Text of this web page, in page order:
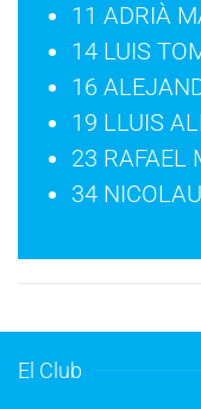
11 ADRIÀ
14 LUIS
16
19 LLUIS
23 RAFAEL
34
El Club